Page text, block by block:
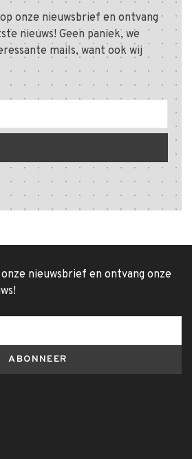
onze nieuwsbrief en ontvang
nieuws! Geen paniek, we
mails, want ook wij
nieuwsbrief en ontvang onze
ABONNEER